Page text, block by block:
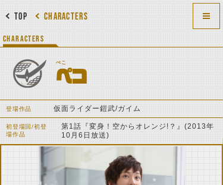
CHARACTERS
TOP
CHARACTERS
ぺこ
ペコ
登場作品 仮面ライダー鎧武/ガイム
初登場回/初登
場作品
第1話『変身！空からオレンジ!？』(2013年
10月6日放送)